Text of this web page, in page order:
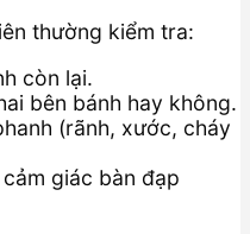
thường kiểm tra:
còn lại.
bên bánh hay không.
(rãnh, xước, cháy
giác bàn đạp